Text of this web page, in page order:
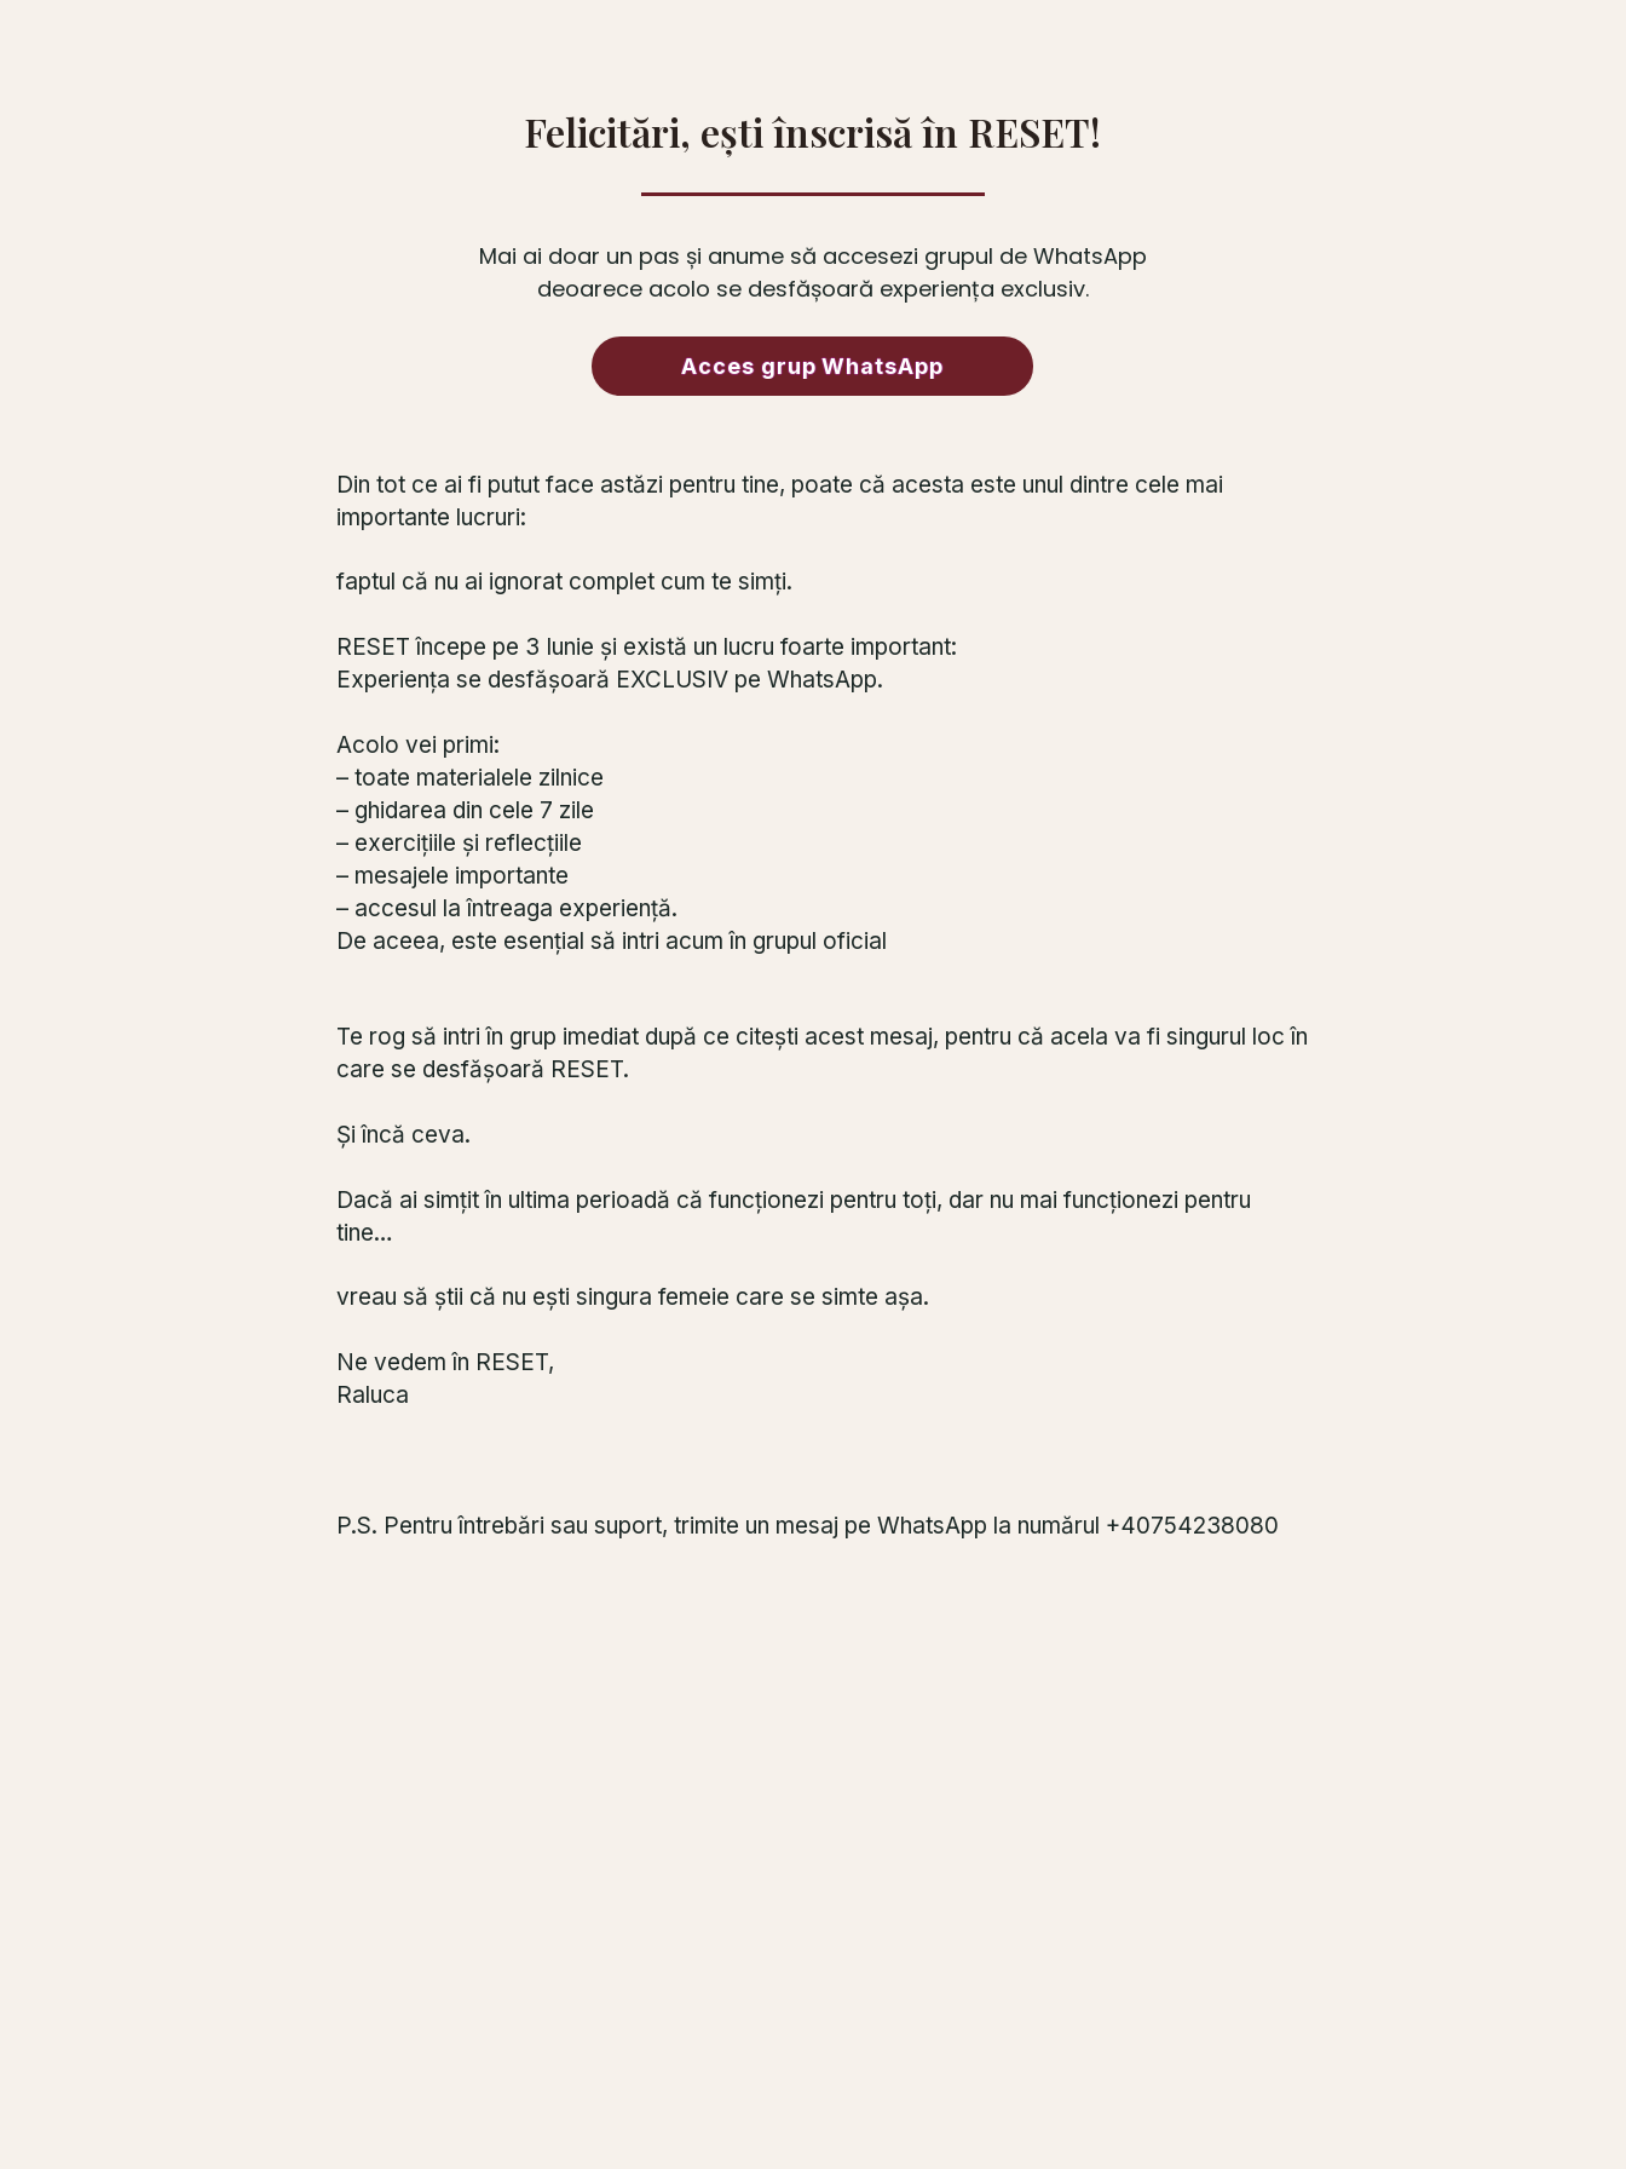
Felicitări, ești înscrisă în RESET!
Mai ai doar un pas și anume să accesezi grupul de WhatsApp
deoarece acolo se desfășoară experiența exclusiv.
Acces grup WhatsApp
Din tot ce ai fi putut face astăzi pentru tine, poate că acesta este unul dintre cele mai
importante lucruri:
faptul că nu ai ignorat complet cum te simți.
RESET începe pe 3 Iunie și există un lucru foarte important:
Experiența se desfășoară EXCLUSIV pe WhatsApp.
Acolo vei primi:
– toate materialele zilnice
– ghidarea din cele 7 zile
– exercițiile și reflecțiile
– mesajele importante
– accesul la întreaga experiență.
De aceea, este esențial să intri acum în grupul oficial
Te rog să intri în grup imediat după ce citești acest mesaj, pentru că acela va fi singurul loc în
care se desfășoară RESET.
Și încă ceva.
Dacă ai simțit în ultima perioadă că funcționezi pentru toți, dar nu mai funcționezi pentru
tine…
vreau să știi că nu ești singura femeie care se simte așa.
Ne vedem în RESET,
Raluca
P.S. Pentru întrebări sau suport, trimite un mesaj pe WhatsApp la numărul +40754238080